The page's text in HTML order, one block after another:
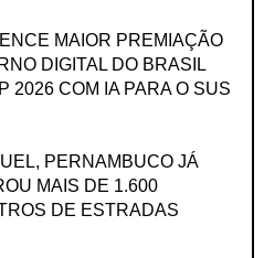
MAIOR PREMIAÇÃO
DIGITAL DO BRASIL
2026 COM IA PARA O SUS
PERNAMBUCO JÁ
MAIS DE 1.600
DE ESTRADAS